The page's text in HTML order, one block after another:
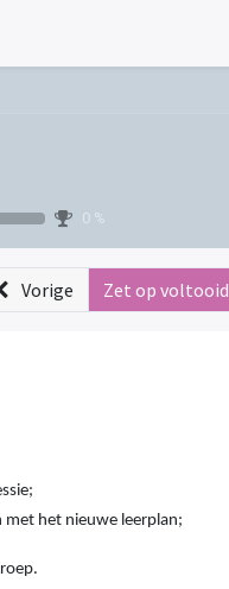
0 %
Vorige Zet op voltooid
met het nieuwe leerplan;